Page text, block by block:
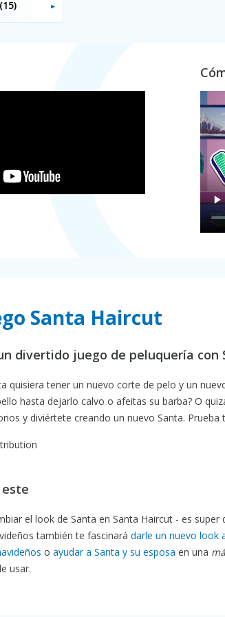
(15)
Santa Haircut
divertido juego de peluquería con
quisiera tener un nuevo corte de pelo y un
hasta dejarlo calvo o afeitas su barba? O
y diviértete creando un nuevo Santa.
el look de Santa en Santa Haircut - es
también te fascinará darle un nuevo look
o ayudar a Santa y su esposa en una
usar.